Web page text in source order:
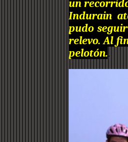
un
Indurain
pudo
relevo. Al
pelotón..